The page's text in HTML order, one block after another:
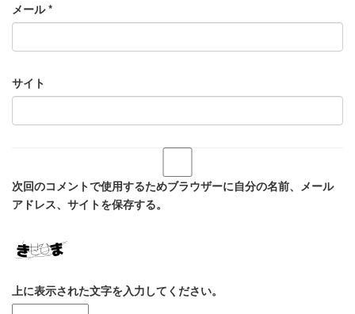
メール*
サイト
次回のコメントで使用するためブラウザーに自分の名前、メール
アドレス、サイトを保存する。
上に表示された文字を入力してください。